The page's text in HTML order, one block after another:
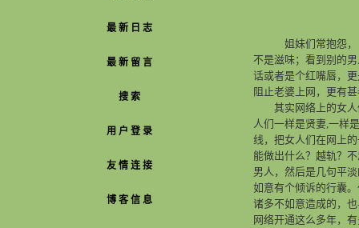
最 新 日 志
最 新 留 言
搜 索
用 户 登 录
友 情 连 接
博 客 信 息
姐妹们常抱怨，自
不是滋味；看到别的
话或者是个红嘴唇，
阻止老婆上网，更有
其实网络上的女人
人们一样是贤妻,一样
线，把女人们在网上
能做出什么？越轨？
男人，然后是几句平
如意有个倾诉的行囊
诸多不如意造成的，
网络开通这么多年，